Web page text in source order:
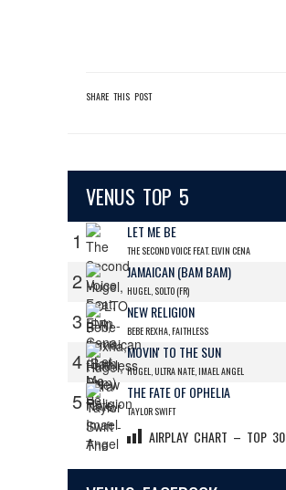
SHARE THIS POST
VENUS TOP 5
1 LET ME BE
THE SECOND VOICE FEAT. ELVIN CENA
2 JAMAICAN (BAM BAM)
HUGEL, SOLTO (FR)
3 NEW RELIGION
BEBE REXHA, FAITHLESS
4 MOVIN' TO THE SUN
HUGEL, ULTRA NATE, IMAEL ANGEL
5 THE FATE OF OPHELIA
TAYLOR SWIFT
AIRPLAY CHART – TOP 30